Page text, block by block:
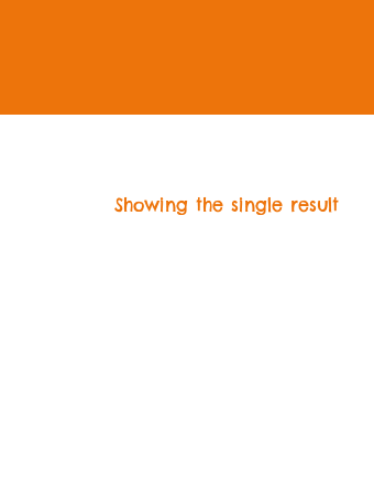
Showing the single result